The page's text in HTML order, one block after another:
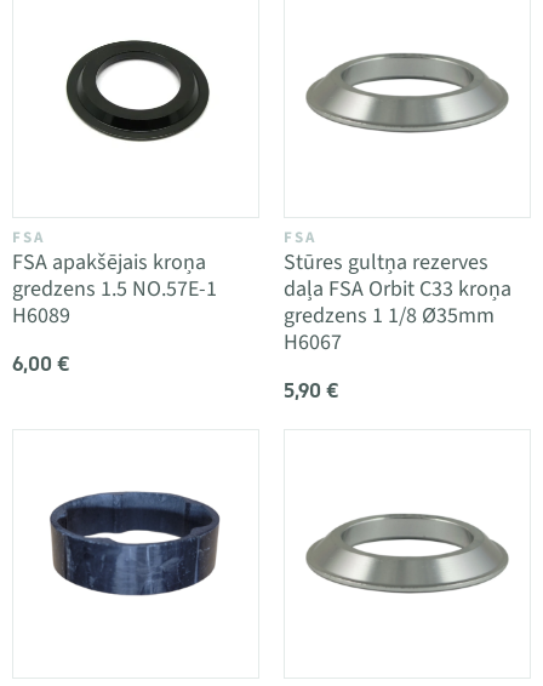
FSA
FSA apakšējais kroņa
gredzens 1.5 NO.57E-1
H6089
6,00 €
FSA
Stūres gultņa rezerves
daļa FSA Orbit C33 kroņa
gredzens 1 1/8 Ø35mm
H6067
5,90 €